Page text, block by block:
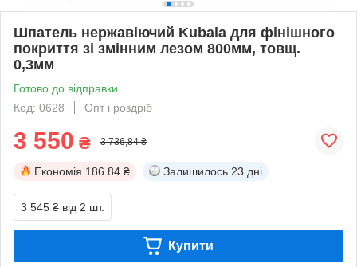
Шпатель нержавіючий Kubala для фінішного
покриття зі змінним лезом 800мм, товщ.
0,3мм
Готово до відправки
Код: 0628
Опт і роздріб
3 550 ₴ 3 736,84 ₴
Економія 186.84 ₴ Залишилось 23 дні
3 545 ₴ від 2 шт.
Купити